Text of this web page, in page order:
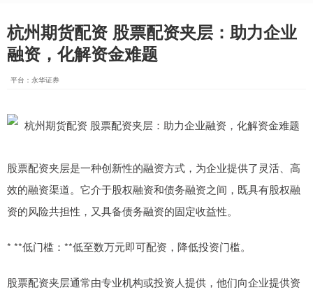
杭州期货配资 股票配资夹层：助力企业
融资，化解资金难题
平台：永华证券
股票配资夹层是一种创新性的融资方式，为企业提供了灵活、高
效的融资渠道。它介于股权融资和债务融资之间，既具有股权融
资的风险共担性，又具备债务融资的固定收益性。
* **低门槛：**低至数万元即可配资，降低投资门槛。
股票配资夹层通常由专业机构或投资人提供，他们向企业提供资